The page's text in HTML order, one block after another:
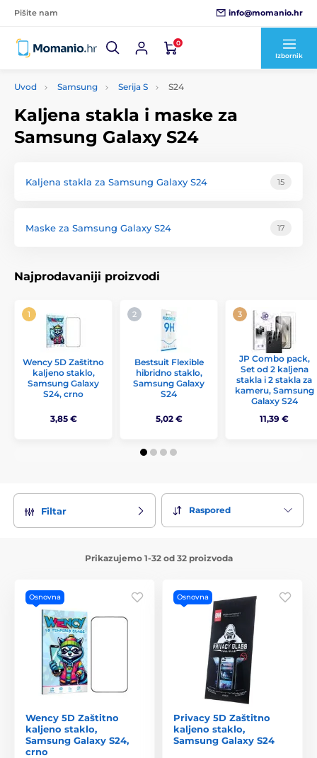
Pišite nam info@momanio.hr
0
Izbornik
Uvod Samsung Serija S S24
Kaljena stakla i maske za
Samsung Galaxy S24
Kaljena stakla za Samsung Galaxy S24 15
Maske za Samsung Galaxy S24 17
Najprodavaniji proizvodi
Wency 5D Zaštitno
kaljeno staklo,
Samsung Galaxy
S24, crno
3,85 €
Bestsuit Flexible
hibridno staklo,
Samsung Galaxy
S24
5,02 €
JP Combo pack,
Set od 2 kaljena
stakla i 2 stakla za
kameru, Samsung
Galaxy S24
11,39 €
Filtar Raspored
Prikazujemo 1-32 od 32 proizvoda
Osnovna
Wency 5D Zaštitno
kaljeno staklo,
Samsung Galaxy S24,
crno
Osnovna
Privacy 5D Zaštitno
kaljeno staklo,
Samsung Galaxy S24